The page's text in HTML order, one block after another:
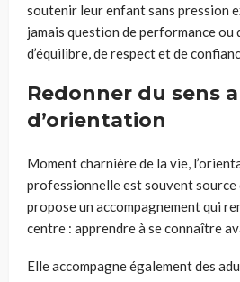
soutenir leur enfant sans pression
jamais question de performance ou
d’équilibre, derespect et de
Redonner du sens
d’orientation
Moment charnière de la vie,
professionnelle est souvent source
propose un accompagnement qui
centre : apprendre à se connaître
Elle accompagne également des